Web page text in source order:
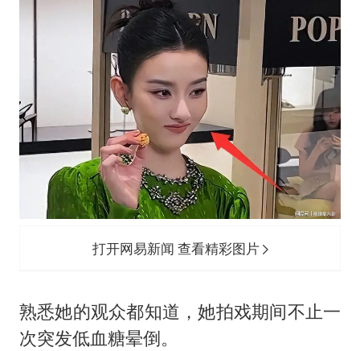
打开网易新闻 查看精彩图片
熟悉她的观众都知道，她拍戏期间不止一
次突发低血糖晕倒。